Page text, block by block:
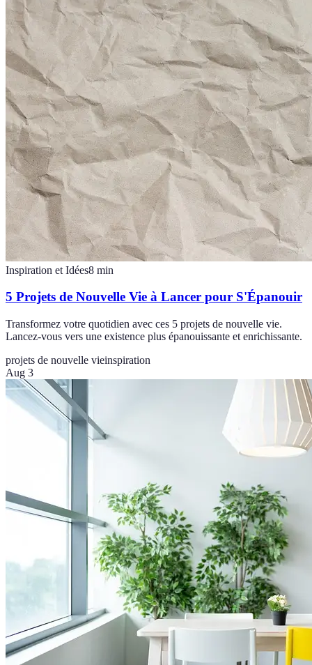
Inspiration et Idées8 min
5 Projets de Nouvelle Vie à Lancer pour S'Épanouir
Transformez votre quotidien avec ces 5 projets de nouvelle vie.
Lancez-vous vers une existence plus épanouissante et enrichissante.
projets de nouvelle vieinspiration
Aug 3